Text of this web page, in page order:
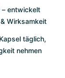
entwickelt
Wirksamkeit
täglich,
nehmen